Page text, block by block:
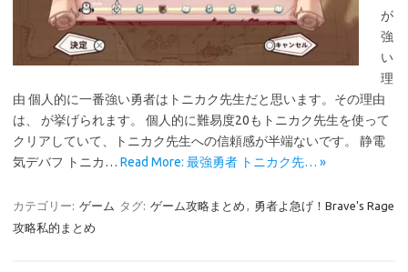
が
強
い
理
由 個人的に一番強い勇者はトニカク先生だと思います。その理由
は、 が挙げられます。 個人的に難易度20もトニカク先生を使って
クリアしていて、トニカク先生への信頼感が半端ないです。 静電
気デバフ トニカ… Read More: 最強勇者 トニカク先… »
カテゴリー: ゲーム タグ: ゲーム攻略まとめ , 勇者よ急げ！Brave's Rage
攻略私的まとめ